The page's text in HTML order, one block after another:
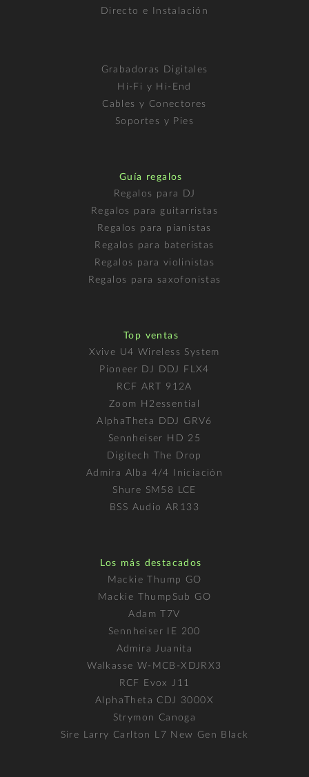
Directo e Instalación
Grabadoras Digitales
Hi-Fi y Hi-End
Cables y Conectores
Soportes y Pies
Guía regalos
Regalos para DJ
Regalos para guitarristas
Regalos para pianistas
Regalos para bateristas
Regalos para violinistas
Regalos para saxofonistas
Top ventas
Xvive U4 Wireless System
Pioneer DJ DDJ FLX4
RCF ART 912A
Zoom H2essential
AlphaTheta DDJ GRV6
Sennheiser HD 25
Digitech The Drop
Admira Alba 4/4 Iniciación
Shure SM58 LCE
BSS Audio AR133
Los más destacados
Mackie Thump GO
Mackie ThumpSub GO
Adam T7V
Sennheiser IE 200
Admira Juanita
Walkasse W-MCB-XDJRX3
RCF Evox J11
AlphaTheta CDJ 3000X
Strymon Canoga
Sire Larry Carlton L7 New Gen Black